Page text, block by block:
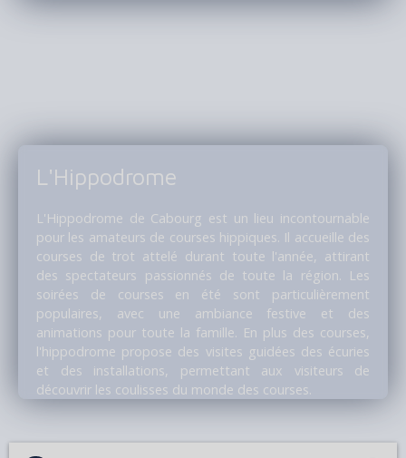
L'Hippodrome
L'Hippodrome de Cabourg est un lieu incontournable
pour les amateurs de courses hippiques. Il accueille des
courses de trot attelé durant toute l'année, attirant
des spectateurs passionnés de toute la région. Les
soirées de courses en été sont particulièrement
populaires, avec une ambiance festive et des
animations pour toute la famille. En plus des courses,
l'hippodrome propose des visites guidées des écuries
et des installations, permettant aux visiteurs de
découvrir les coulisses du monde des courses.